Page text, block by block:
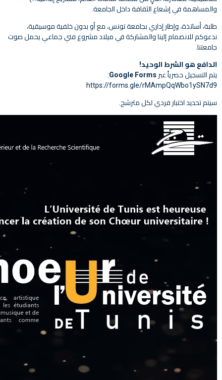
والمساهمة في إشعاع الثقافة داخل الجامعة.
طلبة، أساتذة، وإطار إداري بجامعة تونس، مع أو بدون خلفية موسيقية،
ندعوكم للانضمام إلينا والمشاركة في ميلاد مشروع فني جماعي يحمل صوت
جامعتنا.
الدافع هو الشرط الوحيد!
يتم التسجيل حصرياً عبر Google Forms
:
https://forms.gle/rMAmpQqWbo1ySN7d9
سيتم تحديد اختبار فردي لكل مترشح.